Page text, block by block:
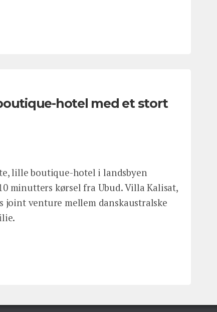
hotel med et stort
lille boutique-hotel i landsbyen
minutters kørsel fra Ubud. Villa Kalisat,
joint venture mellem danskaustralske